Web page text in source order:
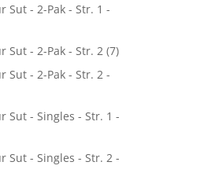
Sut - 2-Pak - Str. 1 -
Sut - 2-Pak - Str. 2 (7)
Sut - 2-Pak - Str. 2 -
Sut - Singles - Str. 1 -
Sut - Singles - Str. 2 -